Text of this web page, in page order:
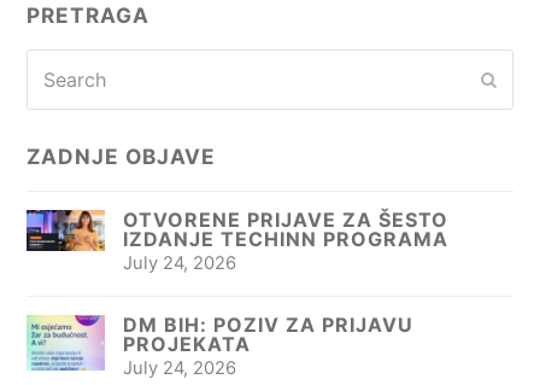
PRETRAGA
ZADNJE OBJAVE
OTVORENE PRIJAVE ZA ŠESTO
IZDANJE TECHINN PROGRAMA
July 24, 2026
DM BIH: POZIV ZA PRIJAVU
PROJEKATA
July 24, 2026